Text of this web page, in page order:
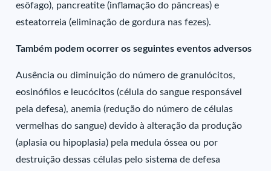
esôfago), pancreatite (inflamação do pâncreas) e
esteatorreia (eliminação de gordura nas fezes).
Também podem ocorrer os seguintes eventos adversos
Ausência ou diminuição do número de granulócitos,
eosinófilos e leucócitos (célula do sangue responsável
pela defesa), anemia (redução do número de células
vermelhas do sangue) devido à alteração da produção
(aplasia ou hipoplasia) pela medula óssea ou por
destruição dessas células pelo sistema de defesa